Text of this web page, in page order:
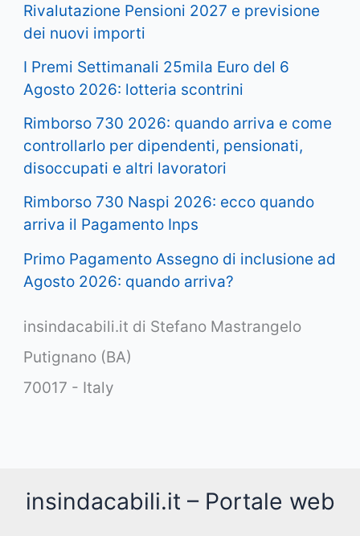
Rivalutazione Pensioni 2027 e previsione
dei nuovi importi
I Premi Settimanali 25mila Euro del 6
Agosto 2026: lotteria scontrini
Rimborso 730 2026: quando arriva e come
controllarlo per dipendenti, pensionati,
disoccupati e altri lavoratori
Rimborso 730 Naspi 2026: ecco quando
arriva il Pagamento Inps
Primo Pagamento Assegno di inclusione ad
Agosto 2026: quando arriva?
insindacabili.it di Stefano Mastrangelo
Putignano (BA)
70017 - Italy
insindacabili.it – Portale web